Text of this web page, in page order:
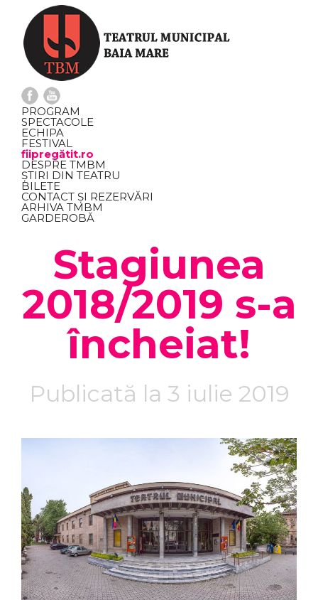
PROGRAM
SPECTACOLE
ECHIPA
FESTIVAL
fiipregătit.ro
DESPRE TMBM
ȘTIRI DIN TEATRU
BILETE
CONTACT ȘI REZERVĂRI
ARHIVA TMBM
GARDEROBĂ
Stagiunea
2018/2019 s-a
încheiat!
Publicată la 3 iulie 2019